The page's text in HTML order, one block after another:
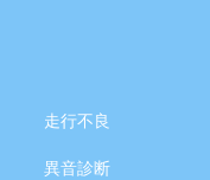
走行不良
異音診断